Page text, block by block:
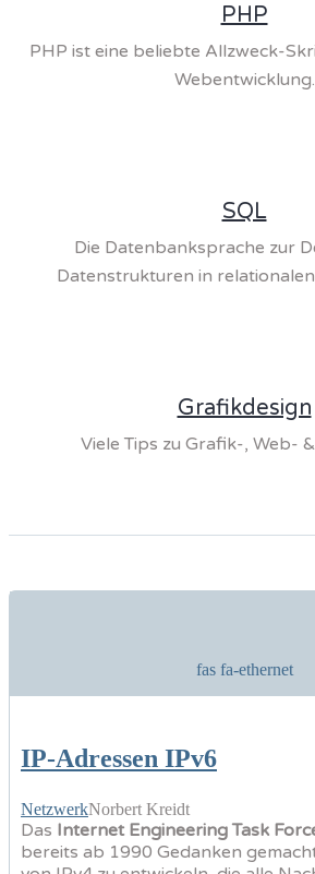
PHP
PHP ist eine beliebte Allzweck-
Webentwicklung.
SQL
Die Datenbanksprache zur
Datenstrukturen in
Grafikdesign
Viele Tips zu Grafik-, Web-
fas fa-ethernet
IP-Adressen IPv6
NetzwerkNorbert Kreidt
Das Internet Engineering Task
bereits ab 1990 Gedanken